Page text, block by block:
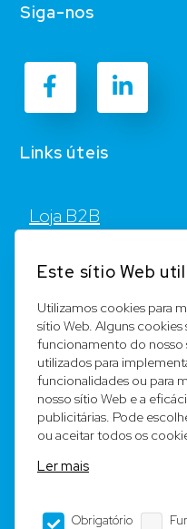
Siga-nos
Links úteis
Loja B2B
Registar
Equipa
Notícia legal
Este sítio Web
Utilizamos cookies para
sítio Web. Alguns cookies
funcionamento do nosso
utilizados para
funcionalidades ou para
nosso sítio Web e a
publicitárias. Pode
ou aceitar todos os
Ler mais
Obrigatório